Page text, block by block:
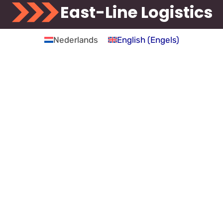
East-Line Logistics
Nederlands English(Engels)